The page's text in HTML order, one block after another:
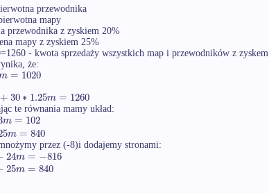
przewodnika
mapy
przewodnika z zyskiem 20%
mapy z zyskiem 25%
- kwota sprzedaży wszystkich map i przewodników z zyskem
że:
= 1020
+30∗ 1.25m = 1260
te równania mamy układ:
m = 102
m = 840
przez (-8)i dodajemy stronami:
24m = −816
25m = 840